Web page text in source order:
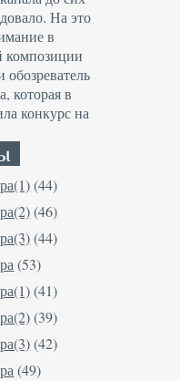
На это
в
композиции
обозреватель
которая в
конкурс на
(44)
(46)
(44)
(53)
(41)
(39)
(42)
(49)